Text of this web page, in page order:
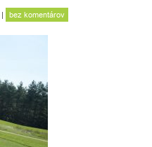
| bez komentárov